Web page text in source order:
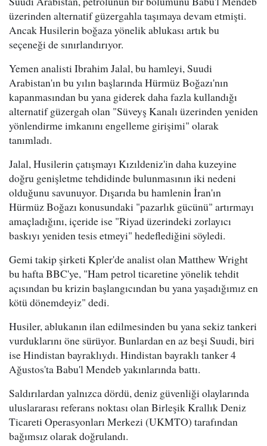
üzerinden alternatif güzergahla taşımaya devam etmişti.
Ancak Husilerin boğaza yönelik ablukası artık bu
seçeneği de sınırlandırıyor.
Yemen analisti Ibrahim Jalal, bu hamleyi, Suudi
Arabistan'ın bu yılın başlarında Hürmüz Boğazı'nın
kapanmasından bu yana giderek daha fazla kullandığı
alternatif güzergah olan "Süveyş Kanalı üzerinden yeniden
yönlendirme imkanını engelleme girişimi" olarak
tanımladı.
Jalal, Husilerin çatışmayı Kızıldeniz'in daha kuzeyine
doğru genişletme tehdidinde bulunmasının iki nedeni
olduğunu savunuyor. Dışarıda bu hamlenin İran'ın
Hürmüz Boğazı konusundaki "pazarlık gücünü" artırmayı
amaçladığını, içeride ise "Riyad üzerindeki zorlayıcı
baskıyı yeniden tesis etmeyi" hedeflediğini söyledi.
Gemi takip şirketi Kpler'de analist olan Matthew Wright
bu hafta BBC'ye, "Ham petrol ticaretine yönelik tehdit
açısından bu krizin başlangıcından bu yana yaşadığımız en
kötü dönemdeyiz" dedi.
Husiler, ablukanın ilan edilmesinden bu yana sekiz tankeri
vurduklarını öne sürüyor. Bunlardan en az beşi Suudi, biri
ise Hindistan bayraklıydı. Hindistan bayraklı tanker 4
Ağustos'ta Babu'l Mendeb yakınlarında battı.
Saldırılardan yalnızca dördü, deniz güvenliği olaylarında
uluslararası referans noktası olan Birleşik Krallık Deniz
Ticareti Operasyonları Merkezi (UKMTO) tarafından
bağımsız olarak doğrulandı.